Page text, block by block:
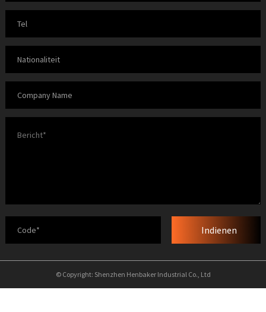
Indienen
© Copyright: Shenzhen Henbaker Industrial Co., Ltd